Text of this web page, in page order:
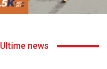
Ultime news